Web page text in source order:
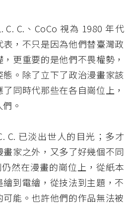
C. C.、CoCo 視為 1980 年代
，不只是因為他們替臺灣政
更重要的是他們不畏權勢，
態。除了立下了政治漫畫家該
同時代那些在各自崗位上，
。
C. 已淡出世人的目光；多才
家之外，又多了好幾個不同
然在漫畫的崗位上，從紙本
到電繪，從技法到主題，不
能。也許他們的作品無法被